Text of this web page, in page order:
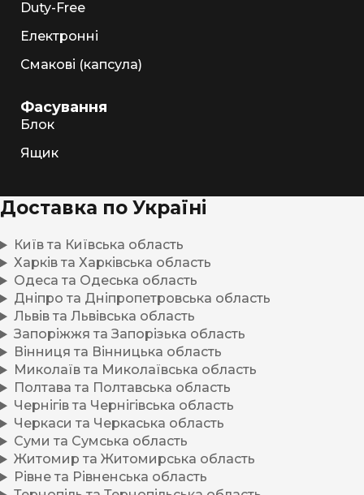
Duty-Free
Електронні
Смакові (капсула)
Фасування
Блок
Ящик
Доставка по Україні
Київ та Київська область
Харків та Харківська область
Одеса та Одеська область
Дніпро та Дніпропетровська область
Львів та Львівська область
Запоріжжя та Запорізька область
Вінниця та Вінницька область
Миколаїв та Миколаївська область
Полтава та Полтавська область
Чернігів та Чернігівська область
Черкаси та Черкаська область
Суми та Сумська область
Житомир та Житомирська область
Рівне та Рівненська область